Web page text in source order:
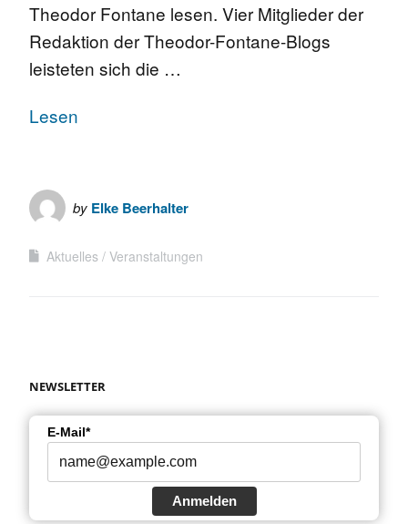
Theodor Fontane lesen. Vier Mitglieder der
Redaktion der Theodor-Fontane-Blogs
leisteten sich die …
Lesen
by Elke Beerhalter
Aktuelles Veranstaltungen
NEWSLETTER
E-Mail*
Anmelden